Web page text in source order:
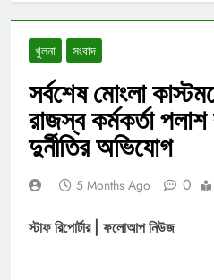
খুলনা সংবাদ
সর্বশেষ মোংলা
রাজস্ব কর্মকর্তা পলাশ
দুর্নীতির অভিযোগ
5 Months Ago 0
স্টাফ রিপোর্টার | ফলোআপ নিউজ